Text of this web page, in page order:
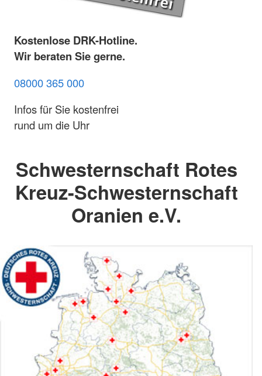
Kostenlose DRK-Hotline.
Wir beraten Sie gerne.
08000 365 000
Infos für Sie kostenfrei
rund um die Uhr
Schwesternschaft Rotes
Kreuz-Schwesternschaft
Oranien e.V.